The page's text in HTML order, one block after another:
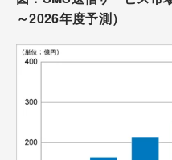
～2026年度予測）